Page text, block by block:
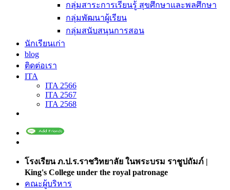
กลุ่มสาระการเรียนรู้ สุขศึกษาและพลศึกษา
กลุ่มพัฒนาผู้เรียน
กลุ่มสนับสนุนการสอน
นักเรียนเก่า
blog
ติดต่อเรา
ITA
ITA 2566
ITA 2567
ITA 2568
โรงเรียน ภ.ป.ร.ราชวิทยาลัย ในพระบรม ราชูปถัมภ์ |
King's College under the royal patronage
คณะผู้บริหาร